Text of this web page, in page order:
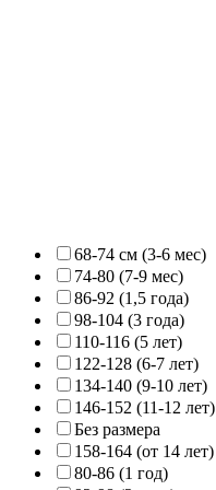
68-74 см (3-6 мес)
74-80 (7-9 мес)
86-92 (1,5 года)
98-104 (3 года)
110-116 (5 лет)
122-128 (6-7 лет)
134-140 (9-10 лет)
146-152 (11-12 лет)
Без размера
158-164 (от 14 лет)
80-86 (1 год)